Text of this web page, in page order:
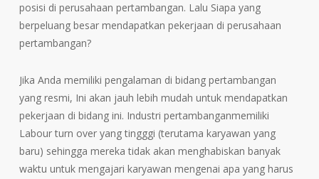
posisi di perusahaan pertambangan. Lalu Siapa yang
berpeluang besar mendapatkan pekerjaan di perusahaan
pertambangan?
Jika Anda memiliki pengalaman di bidang pertambangan
yang resmi, Ini akan jauh lebih mudah untuk mendapatkan
pekerjaan di bidang ini. Industri pertambanganmemiliki
Labour turn over yang tingggi (terutama karyawan yang
baru) sehingga mereka tidak akan menghabiskan banyak
waktu untuk mengajari karyawan mengenai apa yang harus